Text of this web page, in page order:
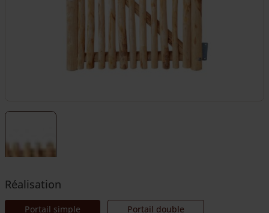
Réalisation
Portail simple Portail double